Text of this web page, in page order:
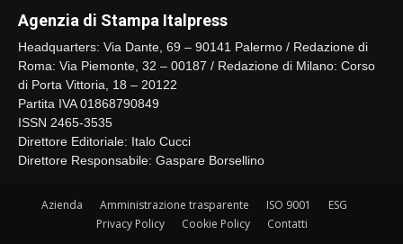
Agenzia di Stampa Italpress
Headquarters: Via Dante, 69 – 90141 Palermo / Redazione di
Roma: Via Piemonte, 32 – 00187 / Redazione di Milano: Corso
di Porta Vittoria, 18 – 20122
Partita IVA 01868790849
ISSN 2465-3535
Direttore Editoriale: Italo Cucci
Direttore Responsabile: Gaspare Borsellino
Azienda Amministrazione trasparente ISO 9001
ESG
Privacy Policy
Cookie Policy Contatti